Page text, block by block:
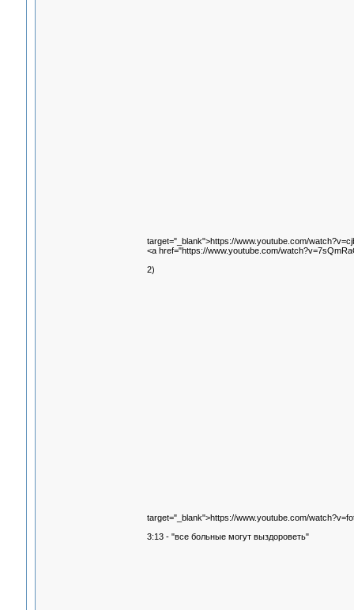
target="_blank">https://www.youtube.com/
<a href="https://www.youtube.com/
2)
target="_blank">https://www.youtube.com/
3:13 - "все больные могут выздороветь"